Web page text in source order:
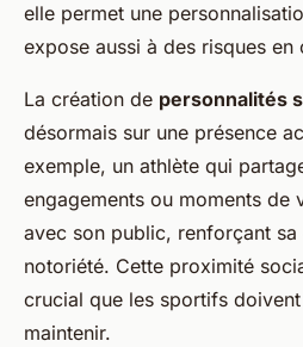
elle permet une
expose aussi à des risques en
La création de personnalités
désormais sur une présence
exemple, un athlète qui
engagements ou moments de
avec son public, renforçant
notoriété. Cette proximité
crucial que les sportifs
maintenir.